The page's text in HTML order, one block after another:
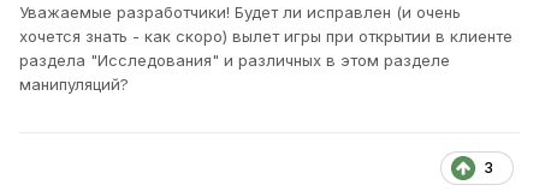
Уважаемые разработчики! Будет ли исправлен (и очень
хочется знать - как скоро) вылет игры при открытии в клиенте
раздела "Исследования" и различных в этом разделе
манипуляций?
3